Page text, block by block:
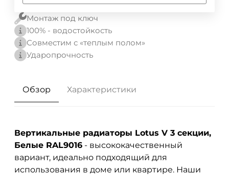
Монтаж под ключ
100% - водостойкость
Совместим с «теплым полом»
Ударопрочность
Обзор Характеристики
Вертикальные радиаторы Lotus V 3 секции,
Белые RAL9016 - высококачественный
вариант, идеально подходящий для
использования в доме или квартире. Наши